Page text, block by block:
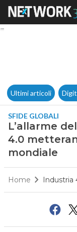
Ultimi articoli
SFIDE GLOBALI
L’allarme
4.0
mondiale
Home Industria